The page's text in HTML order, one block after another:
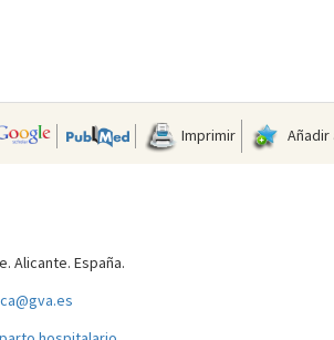
Imprimir
Alicante. España.